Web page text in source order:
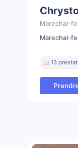
Marechal-
Marechal-
📖 13